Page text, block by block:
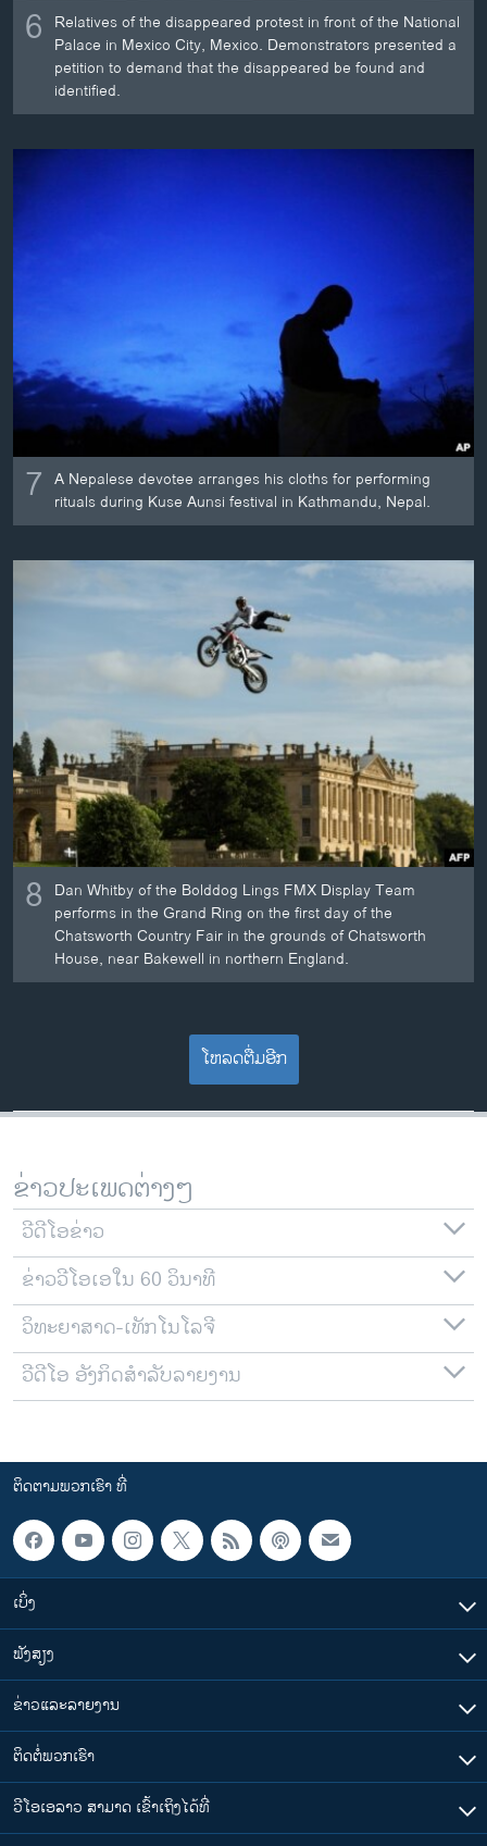
6 Relatives of the disappeared protest in front of the National
Palace in Mexico City, Mexico. Demonstrators presented a
petition to demand that the disappeared be found and
identified.
7 A Nepalese devotee arranges his cloths for performing
rituals during Kuse Aunsi festival in Kathmandu, Nepal.
8 Dan Whitby of the Bolddog Lings FMX Display Team
performs in the Grand Ring on the first day of the
Chatsworth Country Fair in the grounds of Chatsworth
House, near Bakewell in northern England.
ໂຫລດຕື່ມອີກ
ຂ່າວປະເພດຕ່າງໆ
ວີດີໂອຂ່າວ
ຂ່າວວີໂອເອໃນ 60 ວິນາທີ
ວິທະຍາສາດ-ເທັກໂນໂລຈີ
ວີດີໂອ ອັງກິດສຳລັບລາຍງານ
ຕິດຕາມພວກເຮົາ ທີ່
ເບິ່ງ
ຟັງສຽງ
ຂ່າວແລະລາຍງານ
ຕິດຕໍ່ພວກເຮົາ
ວີໂອເອລາວ ສາມາດ ເຂົ້າເຖິງໄດ້ທີ່